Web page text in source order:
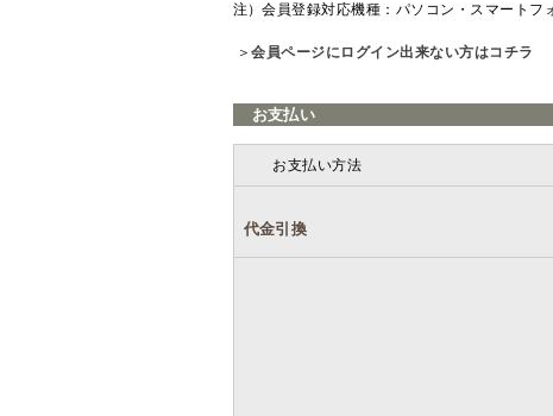
注）会員登録対応機種：パソコン・スマートフ
＞会員ページにログイン出来ない方はコチラ
お支払い
お支払い方法
代金引換